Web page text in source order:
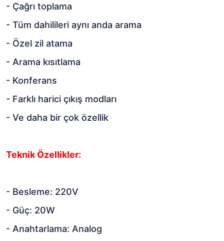
- Çağrı toplama
- Tüm dahilileri aynı anda arama
- Özel zil atama
- Arama kısıtlama
- Konferans
- Farklı harici çıkış modları
- Ve daha bir çok özellik
Teknik Özellikler:
- Besleme: 220V
- Güç: 20W
- Anahtarlama: Analog